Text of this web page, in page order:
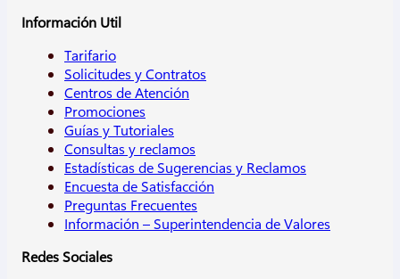
Información Util
Tarifario
Solicitudes y Contratos
Centros de Atención
Promociones
Guías y Tutoriales
Consultas y reclamos
Estadísticas de Sugerencias y Reclamos
Encuesta de Satisfacción
Preguntas Frecuentes
Información – Superintendencia de Valores
Redes Sociales